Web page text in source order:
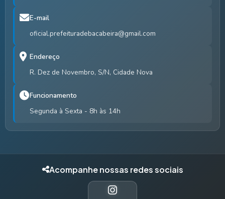
E-mail
oficial.prefeituradebacabeira@gmail.com
Endereço
R. Dez de Novembro, S/N, Cidade Nova
Funcionamento
Segunda à Sexta - 8h às 14h
Acompanhe nossas redes sociais